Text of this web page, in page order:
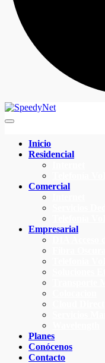
Inicio
Residencial
Comercial
Empresarial
Planes
Conócenos
Contacto